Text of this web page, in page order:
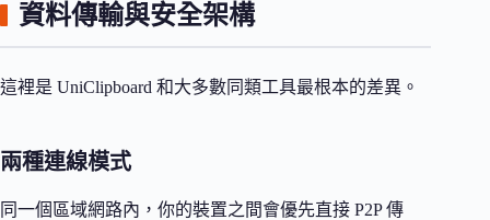
資料傳輸與安全架構
這裡是 UniClipboard 和大多數同類工具最根本的差異。
兩種連線模式
同一個區域網路內，你的裝置之間會優先直接 P2P 傳